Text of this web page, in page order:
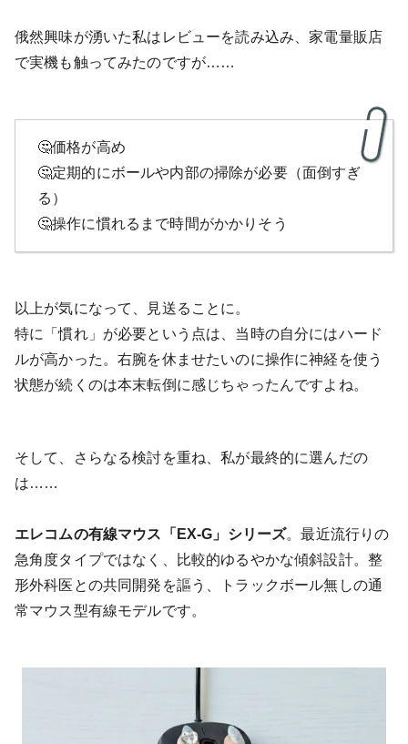
俄然興味が湧いた私はレビューを読み込み、家電量販店
で実機も触ってみたのですが……
🤔価格が高め
🤔定期的にボールや内部の掃除が必要（面倒すぎ
る）
🤔操作に慣れるまで時間がかかりそう
以上が気になって、見送ることに。
特に「慣れ」が必要という点は、当時の自分にはハード
ルが高かった。右腕を休ませたいのに操作に神経を使う
状態が続くのは本末転倒に感じちゃったんですよね。
そして、さらなる検討を重ね、私が最終的に選んだの
は……
エレコムの有線マウス「EX-G」シリーズ。最近流行りの
急角度タイプではなく、比較的ゆるやかな傾斜設計。整
形外科医との共同開発を謳う、トラックボール無しの通
常マウス型有線モデルです。